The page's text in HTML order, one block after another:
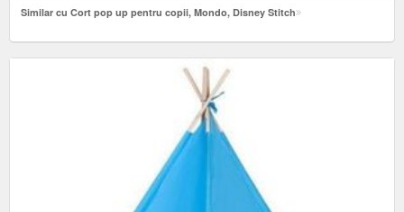
Similar cu Cort pop up pentru copii, Mondo, Disney Stitch